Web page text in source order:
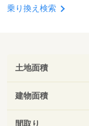
乗り換え検索
土地面積
建物面積
間取り